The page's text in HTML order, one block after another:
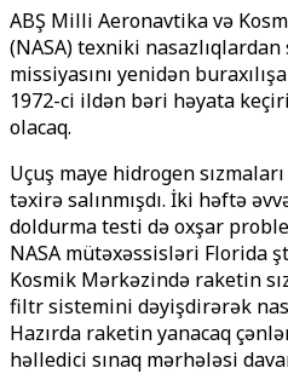
ABŞ Milli Aeronavtika və
(NASA) texniki nasazlıqlardan
missiyasını yenidən
1972-ci ildən bəri həyata
olacaq.
Uçuş maye hidrogen
təxirə salınmışdı. İki həftə
doldurma testi də oxşar
NASA mütəxəssisləri Florida
Kosmik Mərkəzində raketin
filtr sistemini dəyişdirərək
Hazırda raketin yanacaq
həlledici sınaq mərhələsi